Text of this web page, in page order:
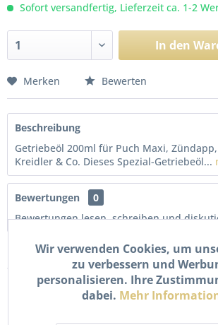
Sofort versandfertig, Lieferzeit ca. 1-2
In den
Merken Bewerten
Beschreibung
Getriebeöl 200ml für Puch Maxi,
Kreidler & Co. Dieses Spezial-Getriebeöl...
Bewertungen
0
Bewertungen lesen, schreiben und
Kunden kauften auch
Wir verwenden Cookies, um
zu verbessern und
personalisieren. Ihre
dabei. Mehr